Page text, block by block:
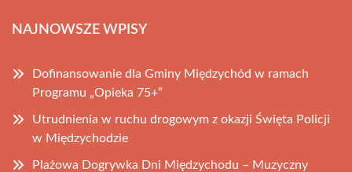
NAJNOWSZE WPISY
Dofinansowanie dla Gminy Międzychód w ramach
Programu „Opieka 75+”
Utrudnienia w ruchu drogowym z okazji Święta Policji
w Międzychodzie
Plażowa Dogrywka Dni Międzychodu – Muzyczny